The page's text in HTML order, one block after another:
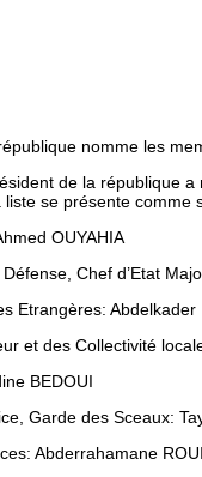
nomme les
de la république a
liste se présente comme
OUYAHIA
Chef d’Etat
Etrangères: Abdelkader
et des Collectivité
BEDOUI
Garde des Sceaux:
Abderrahamane